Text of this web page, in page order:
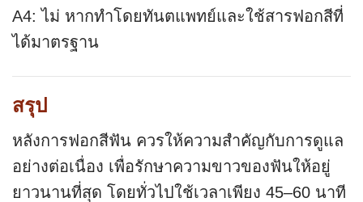
A4: ไม่ หากทำโดยทันตแพทย์และใช้สารฟอกสีที่
ได้มาตรฐาน
สรุป
หลังการฟอกสีฟัน ควรให้ความสำคัญกับการดูแล
อย่างต่อเนื่อง เพื่อรักษาความขาวของฟันให้อยู่
ยาวนานที่สุด โดยทั่วไปใช้เวลาเพียง 45–60 นาที